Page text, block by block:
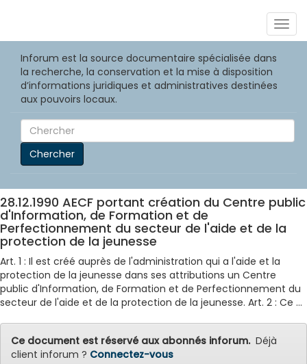
Inforum est la source documentaire spécialisée dans
la recherche, la conservation et la mise à disposition
d’informations juridiques et administratives destinées
aux pouvoirs locaux.
Chercher
28.12.1990 AECF portant création du Centre public
d'Information, de Formation et de
Perfectionnement du secteur de l'aide et de la
protection de la jeunesse
Art. 1 : Il est créé auprès de l'administration qui a l'aide et la
protection de la jeunesse dans ses attributions un Centre
public d'Information, de Formation et de Perfectionnement du
secteur de l'aide et de la protection de la jeunesse. Art. 2 : Ce ...
Ce document est réservé aux abonnés inforum.Déjà
client inforum ? Connectez-vous